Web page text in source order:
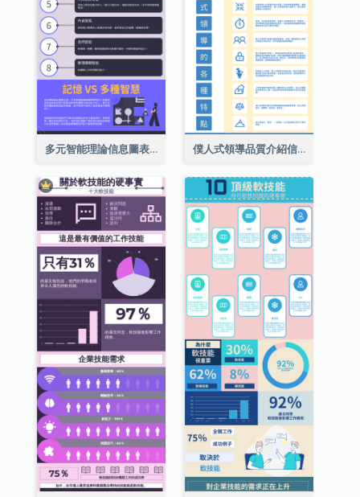
多元智能理論信息圖表 僕人式領導品質介紹信息圖表